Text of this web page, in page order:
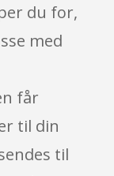
du for,
med
får
til din
til